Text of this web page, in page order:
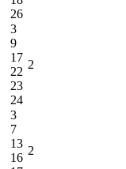
26
3
9
17
22
23
24
2
3
7
13
16
2